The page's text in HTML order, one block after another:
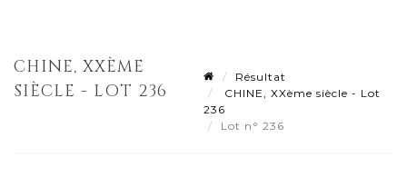
CHINE, XXÈME
SIÈCLE - LOT 236
Résultat
CHINE, XXème siècle - Lot
236
Lot n° 236